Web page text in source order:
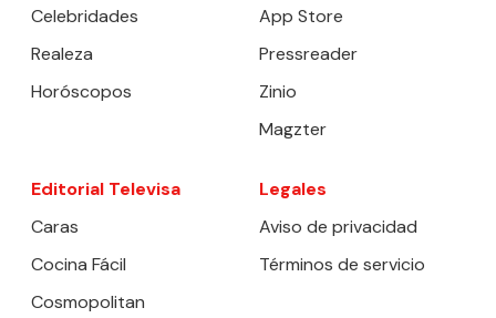
Celebridades
Realeza
Horóscopos
App Store
Pressreader
Zinio
Magzter
Editorial Televisa
Caras
Cocina Fácil
Cosmopolitan
Legales
Aviso de privacidad
Términos de servicio